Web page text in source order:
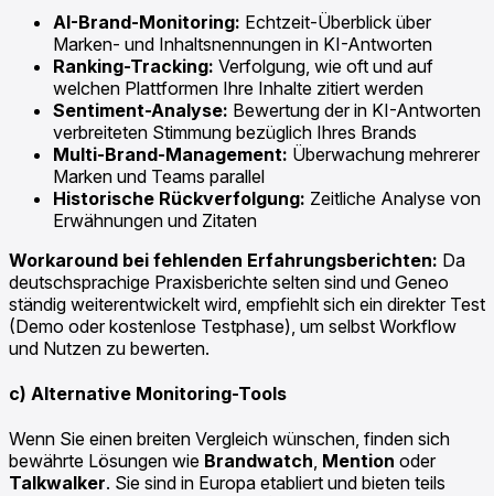
AI-Brand-Monitoring: Echtzeit-Überblick über
Marken- und Inhaltsnennungen in KI-Antworten
Ranking-Tracking: Verfolgung, wie oft und auf
welchen Plattformen Ihre Inhalte zitiert werden
Sentiment-Analyse: Bewertung der in KI-Antworten
verbreiteten Stimmung bezüglich Ihres Brands
Multi-Brand-Management: Überwachung mehrerer
Marken und Teams parallel
Historische Rückverfolgung: Zeitliche Analyse von
Erwähnungen und Zitaten
Workaround bei fehlenden Erfahrungsberichten: Da
deutschsprachige Praxisberichte selten sind und Geneo
ständig weiterentwickelt wird, empfiehlt sich ein direkter Test
(Demo oder kostenlose Testphase), um selbst Workflow
und Nutzen zu bewerten.
c) Alternative Monitoring-Tools
Wenn Sie einen breiten Vergleich wünschen, finden sich
bewährte Lösungen wie Brandwatch, Mention oder
Talkwalker. Sie sind in Europa etabliert und bieten teils